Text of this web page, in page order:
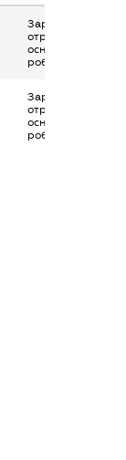
Заробітна плата
отримана за
основним місцем
роботи
Заробітна плата
отримана за
основним місцем
роботи